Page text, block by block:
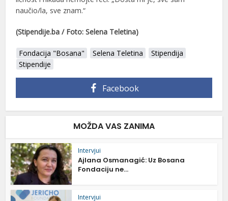
naučio/la, sve znam.“
(Stipendije.ba / Foto: Selena Teletina)
Fondacija "Bosana" Selena Teletina
Stipendija
Stipendije
Facebook
MOŽDA VAS ZANIMA
Intervjui
Ajlana Osmanagić: Uz Bosana
Fondaciju ne...
Intervjui